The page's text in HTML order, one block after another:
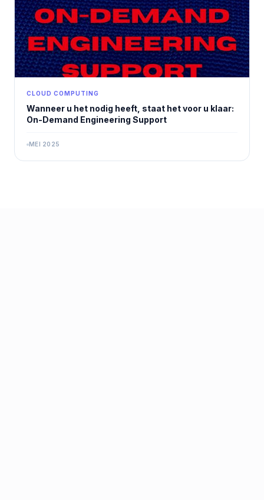
CLOUD COMPUTING
Wanneer u het nodig heeft, staat het voor u klaar:
On-Demand Engineering Support
MEI 2025